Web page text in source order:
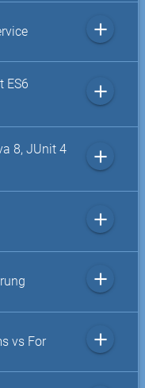
add
ES6
add
8, JUnit 4
add
add
add
vs For add